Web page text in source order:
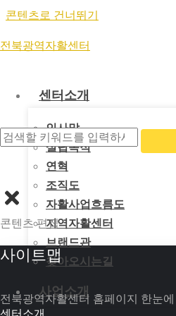
콘텐츠로 건너뛰기
전북광역자활센터
센터소개
인사말
설립목적
연혁
조직도
자활사업흐름도
지역자활센터
브랜드관
찾아오시는길
사업소개
콘텐츠 편집
사이트맵
전북광역자활센터 홈페이지 한눈
개인정보취급방침
전북광역자활센터(이하 “전북광
게 관리하고 있습니다. 이에 「
위하여 다음과 같이 개인정보 처리
1. 개인정보의 처리 목적
① 전북광역자활센터에서 처리하
② 전북광역자활센터가 개인정보